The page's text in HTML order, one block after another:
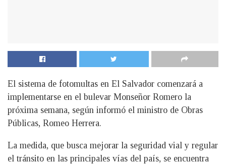
El sistema de fotomultas en El Salvador comenzará a
implementarse en el bulevar Monseñor Romero la
próxima semana, según informó el ministro de Obras
Públicas, Romeo Herrera.
La medida, que busca mejorar la seguridad vial y regular
el tránsito en las principales vías del país, se encuentra